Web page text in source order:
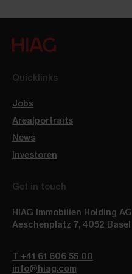
Quicklinks
Jobs
Arealportraits
News
Investoren
Get in touch
HIAG Immobilien Holding AG
Aeschenplatz 7, 4052 Basel
T +41 61 606 55 00
info@hiag.com